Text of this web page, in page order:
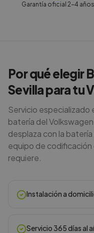
Garantía oficial 2-4 años
Por qué elegir
Sevilla para tu
Servicio especializado
batería del
desplaza con la
equipo de
requiere.
Instalación a
Servicio 365 días al